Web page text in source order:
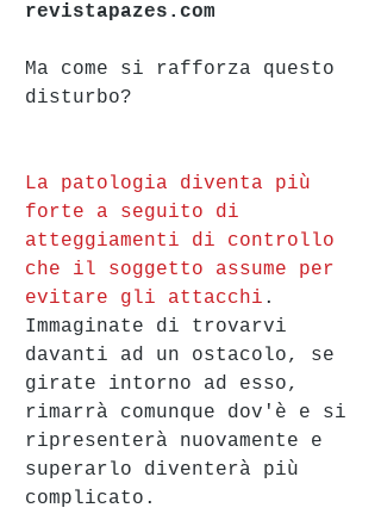
revistapazes.com
Ma come si rafforza questo
disturbo?
La patologia diventa più
forte a seguito di
atteggiamenti di controllo
che il soggetto assume per
evitare gli attacchi .
Immaginate di trovarvi
davanti ad un ostacolo, se
girate intorno ad esso,
rimarrà comunque dov'è e si
ripresenterà nuovamente e
superarlo diventerà più
complicato.